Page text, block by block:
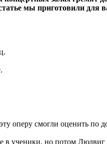
мы приготовили для
оперу смогли оценить по
в ученики, но потом